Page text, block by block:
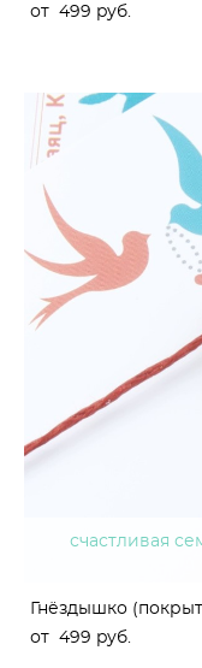
от 499 pуб.
счастливая
Гнёздышко
от 499 pуб.